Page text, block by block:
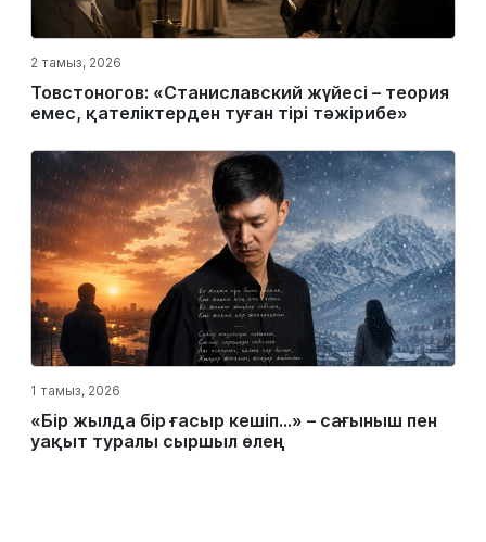
2 тамыз, 2026
Товстоногов: «Станиславский жүйесі – теория
емес, қателіктерден туған тірі тәжірибе»
1 тамыз, 2026
«Бір жылда бір ғасыр кешіп…» – сағыныш пен
уақыт туралы сыршыл өлең